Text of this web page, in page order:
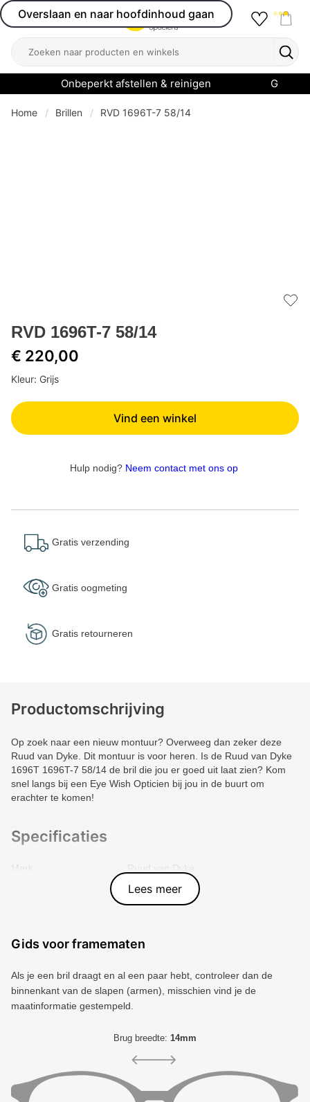
Overslaan en naar hoofdinhoud gaan
Open menu
Zoeken
Onbeperkt afstellen & reinigen
Home Brillen RVD 1696T-7 58/14
RVD 1696T-7 58/14
€ 220,00
Kleur: Grijs
Vind een winkel
Hulp nodig? Neem contact met ons op
Gratis verzending
Gratis oogmeting
Gratis retourneren
Productomschrijving
Op zoek naar een nieuw montuur? Overweeg dan zeker deze
Ruud van Dyke. Dit montuur is voor heren. Is de Ruud van Dyke
1696T 1696T-7 58/14 de bril die jou er goed uit laat zien? Kom
snel langs bij een Eye Wish Opticien bij jou in de buurt om
erachter te komen!
Specificaties
Merk
Ruud van Dyke
Grijs
Metal
Lees meer
Gids voor framematen
Als je een bril draagt ​​en al een paar hebt, controleer dan de
binnenkant van de slapen (armen), misschien vind je de
maatinformatie gestempeld.
Brug breedte: 14mm